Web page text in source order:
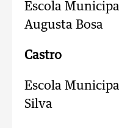
Escola
Augusta Bosa
Castro
Escola
Silva